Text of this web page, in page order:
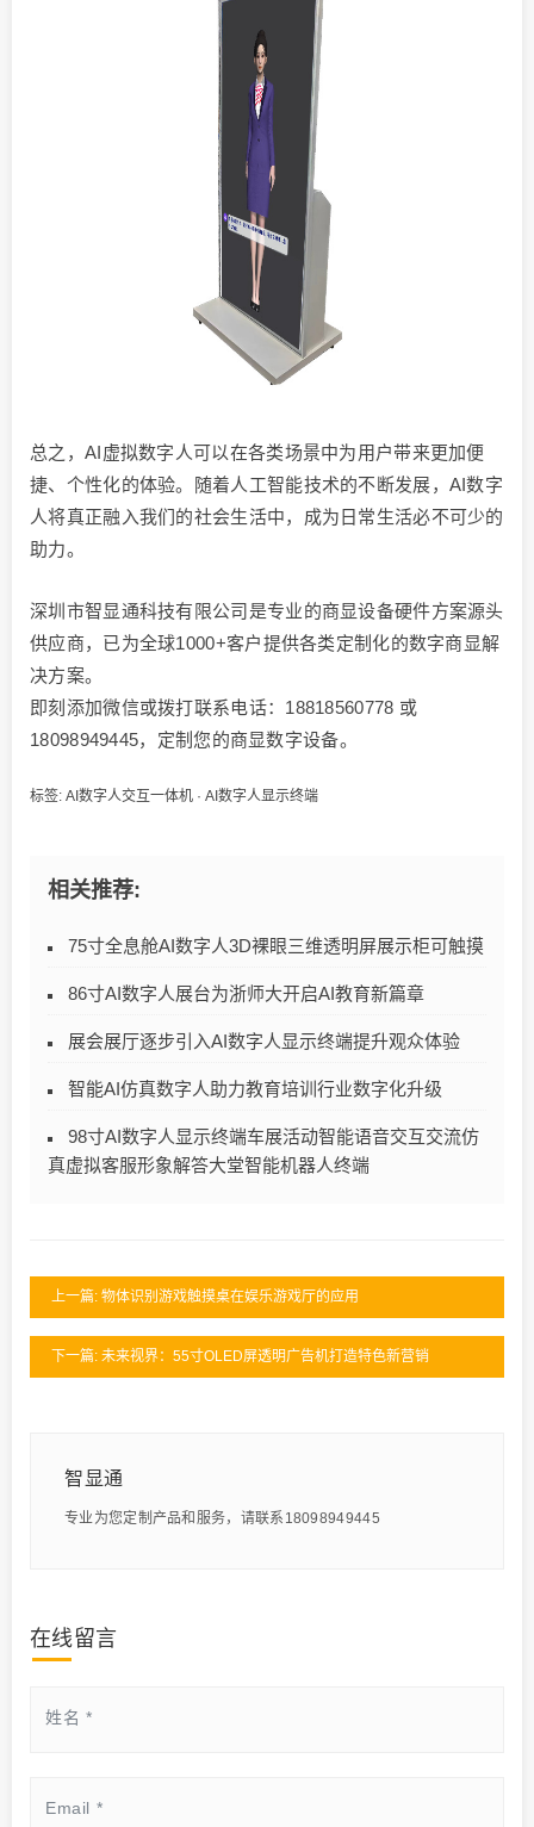
总之，AI虚拟数字人可以在各类场景中为用户带来更加便
捷、个性化的体验。随着人工智能技术的不断发展，AI数字
人将真正融入我们的社会生活中，成为日常生活必不可少的
助力。
深圳市智显通科技有限公司是专业的商显设备硬件方案源头
供应商，已为全球1000+客户提供各类定制化的数字商显解
决方案。
即刻添加微信或拨打联系电话：18818560778 或
18098949445，定制您的商显数字设备。
标签: AI数字人交互一体机 · AI数字人显示终端
相关推荐:
75寸全息舱AI数字人3D裸眼三维透明屏展示柜可触摸
86寸AI数字人展台为浙师大开启AI教育新篇章
展会展厅逐步引入AI数字人显示终端提升观众体验
智能AI仿真数字人助力教育培训行业数字化升级
98寸AI数字人显示终端车展活动智能语音交互交流仿
真虚拟客服形象解答大堂智能机器人终端
上一篇: 物体识别游戏触摸桌在娱乐游戏厅的应用
下一篇: 未来视界：55寸OLED屏透明广告机打造特色新营销
智显通
专业为您定制产品和服务，请联系18098949445
在线留言